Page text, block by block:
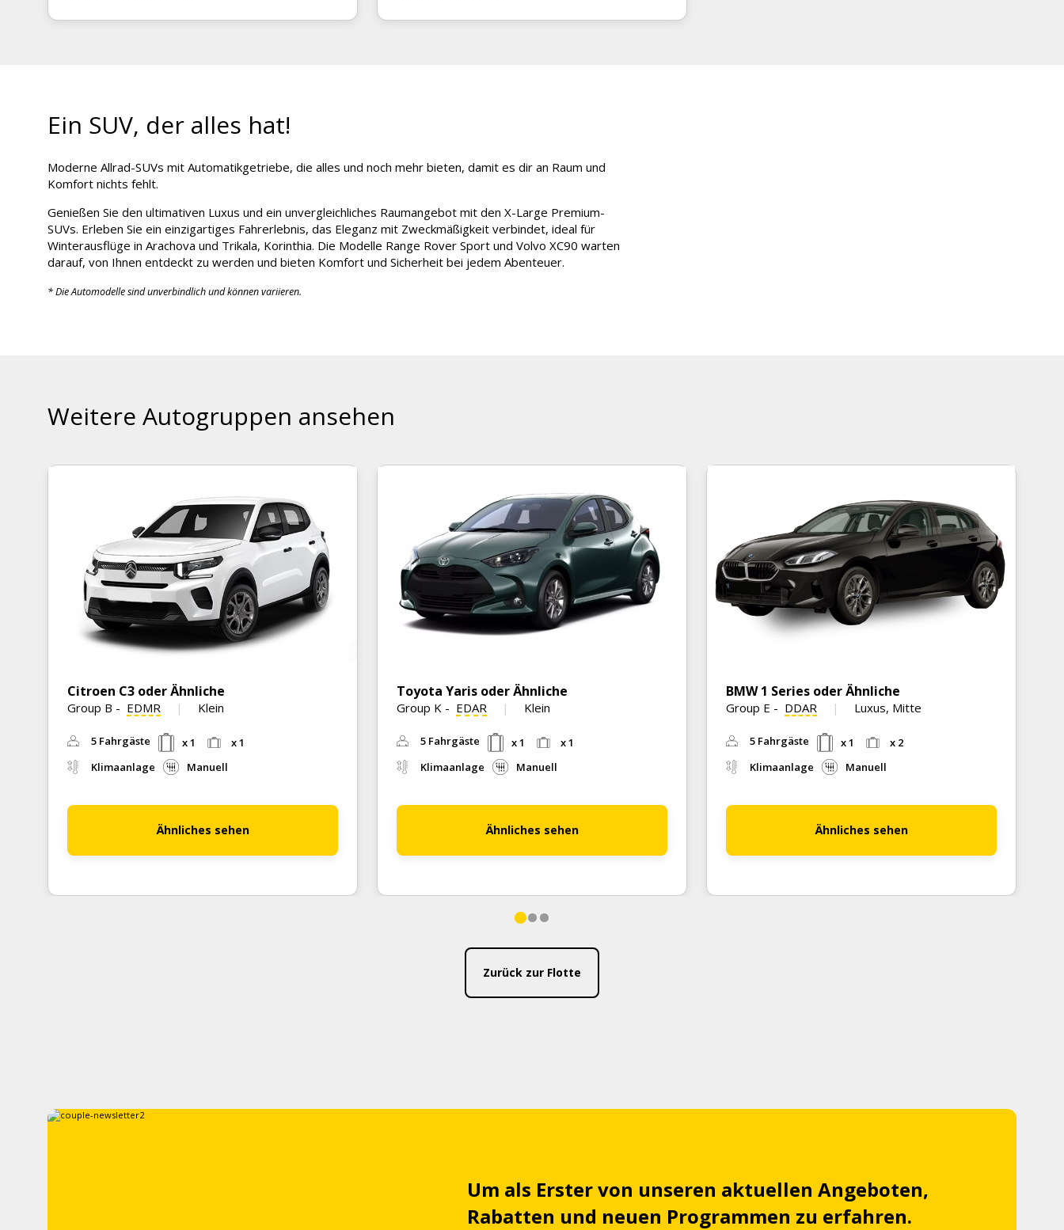
Ein SUV, der alles hat!
Moderne Allrad-SUVs mit Automatikgetriebe, die alles und noch mehr bieten, damit es dir an Raum und
Komfort nichts fehlt.
Genießen Sie den ultimativen Luxus und ein unvergleichliches Raumangebot mit den X-Large Premium-
SUVs. Erleben Sie ein einzigartiges Fahrerlebnis, das Eleganz mit Zweckmäßigkeit verbindet, ideal für
Winterausflüge in Arachova und Trikala, Korinthia. Die Modelle Range Rover Sport und Volvo XC90 warten
darauf, von Ihnen entdeckt zu werden und bieten Komfort und Sicherheit bei jedem Abenteuer.
* Die Automodelle sind unverbindlich und können variieren.
Weitere Autogruppen ansehen
Citroen C3 oder Ähnliche
Group B - EDMR Klein
5 Fahrgäste x 1
x 1
Klimaanlage
Manuell
Ähnliches sehen
Toyota Yaris oder Ähnliche
Group K - EDAR Klein
5 Fahrgäste x 1
x 1
Klimaanlage
Manuell
Ähnliches sehen
BMW 1 Series oder Ähnliche
Group E - DDAR Luxus, Mitte
5 Fahrgäste x 1
x 2
Klimaanlage
Manuell
Ähnliches sehen
Zurück zur Flotte
Um als Erster von unseren aktuellen Angeboten,
Rabatten und neuen Programmen zu erfahren.